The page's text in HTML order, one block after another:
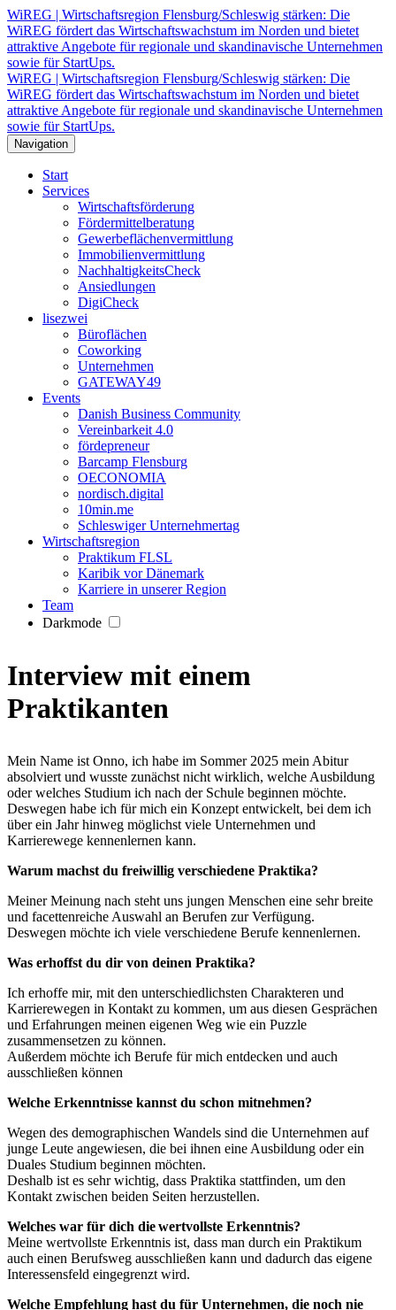
WiREG | Wirtschaftsregion Flensburg/Schleswig stärken: Die
WiREG fördert das Wirtschaftswachstum im Norden und bietet
attraktive Angebote für regionale und skandinavische Unternehmen
sowie für StartUps.
WiREG | Wirtschaftsregion Flensburg/Schleswig stärken: Die
WiREG fördert das Wirtschaftswachstum im Norden und bietet
attraktive Angebote für regionale und skandinavische Unternehmen
sowie für StartUps.
Navigation
Start
Services
Wirtschaftsförderung
Fördermittelberatung
Gewerbeflächenvermittlung
Immobilienvermittlung
NachhaltigkeitsCheck
Ansiedlungen
DigiCheck
lisezwei
Büroflächen
Coworking
Unternehmen
GATEWAY49
Events
Danish Business Community
Vereinbarkeit 4.0
fördepreneur
Barcamp Flensburg
OECONOMIA
nordisch.digital
10min.me
Schleswiger Unternehmertag
Wirtschaftsregion
Praktikum FLSL
Karibik vor Dänemark
Karriere in unserer Region
Team
Darkmode
Interview mit einem
Praktikanten
Mein Name ist Onno, ich habe im Sommer 2025 mein Abitur
absolviert und wusste zunächst nicht wirklich, welche Ausbildung
oder welches Studium ich nach der Schule beginnen möchte.
Deswegen habe ich für mich ein Konzept entwickelt, bei dem ich
über ein Jahr hinweg möglichst viele Unternehmen und
Karrierewege kennenlernen kann.
Warum machst du freiwillig verschiedene Praktika?
Meiner Meinung nach steht uns jungen Menschen eine sehr breite
und facettenreiche Auswahl an Berufen zur Verfügung.
Deswegen möchte ich viele verschiedene Berufe kennenlernen.
Was erhoffst du dir von deinen Praktika?
Ich erhoffe mir, mit den unterschiedlichsten Charakteren und
Karrierewegen in Kontakt zu kommen, um aus diesen Gesprächen
und Erfahrungen meinen eigenen Weg wie ein Puzzle
zusammensetzen zu können.
Außerdem möchte ich Berufe für mich entdecken und auch
ausschließen können
Welche Erkenntnisse kannst du schon mitnehmen?
Wegen des demographischen Wandels sind die Unternehmen auf
junge Leute angewiesen, die bei ihnen eine Ausbildung oder ein
Duales Studium beginnen möchten.
Deshalb ist es sehr wichtig, dass Praktika stattfinden, um den
Kontakt zwischen beiden Seiten herzustellen.
Welches war für dich die wertvollste Erkenntnis?
Meine wertvollste Erkenntnis ist, dass man durch ein Praktikum
auch einen Berufsweg ausschließen kann und dadurch das eigene
Interessensfeld eingegrenzt wird.
Welche Empfehlung hast du für Unternehmen, die noch nie